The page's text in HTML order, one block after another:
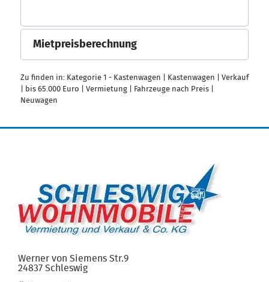
Mietpreisberechnung
Zu finden in: Kategorie 1 - Kastenwagen Kastenwagen
Verkauf
bis 65.000 Euro Vermietung Fahrzeuge nach Preis
Neuwagen
Werner von Siemens Str.9
24837 Schleswig